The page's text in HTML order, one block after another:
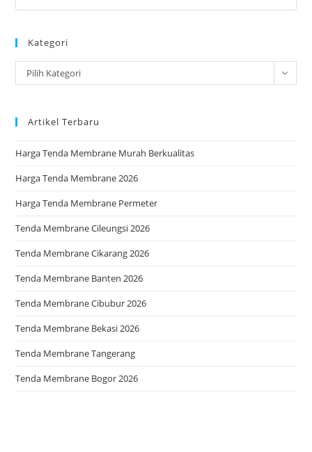
the
Kategori
Kategori
Pilih Kategori
Artikel Terbaru
Harga Tenda Membrane Murah Berkualitas
Harga Tenda Membrane 2026
Harga Tenda Membrane Permeter
Tenda Membrane Cileungsi 2026
Tenda Membrane Cikarang 2026
Tenda Membrane Banten 2026
Tenda Membrane Cibubur 2026
Tenda Membrane Bekasi 2026
Tenda Membrane Tangerang
Tenda Membrane Bogor 2026